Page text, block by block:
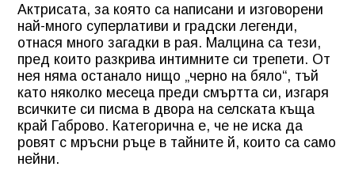
Актрисата, за която са написани и изговорени
най-много суперлативи и градски легенди,
отнася много загадки в рая. Малцина са тези,
пред които разкрива интимните си трепети. От
нея няма останало нищо „черно на бяло“, тъй
като няколко месеца преди смъртта си, изгаря
всичките си писма в двора на селската къща
край Габрово. Категорична е, че не иска да
ровят с мръсни ръце в тайните й, които са само
нейни.